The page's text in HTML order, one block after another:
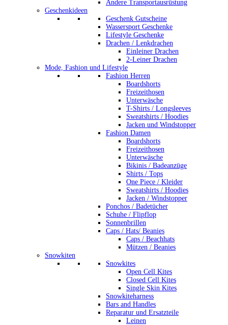
Andere Transportausrüstung
Geschenkideen
Geschenk Gutscheine
Wassersport Geschenke
Lifestyle Geschenke
Drachen / Lenkdrachen
Einleiner Drachen
2-Leiner Drachen
Mode, Fashion und Lifestyle
Fashion Herren
Boardshorts
Freizeithosen
Unterwäsche
T-Shirts / Longsleeves
Sweatshirts / Hoodies
Jacken und Windstopper
Fashion Damen
Boardshorts
Freizeithosen
Unterwäsche
Bikinis / Badeanzüge
Shirts / Tops
One Piece / Kleider
Sweatshirts / Hoodies
Jacken / Windstopper
Ponchos / Badetücher
Schuhe / Flipflop
Sonnenbrillen
Caps / Hats/ Beanies
Caps / Beachhats
Mützen / Beanies
Snowkiten
Snowkites
Open Cell Kites
Closed Cell Kites
Single Skin Kites
Snowkiteharness
Bars and Handles
Reparatur und Ersatzteile
Leinen